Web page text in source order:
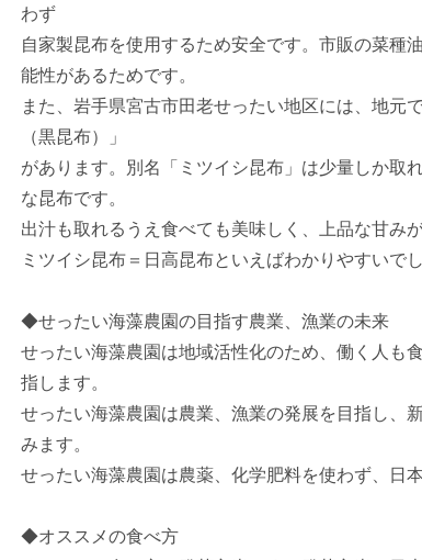
わず
自家製昆布を使用するため安全です。市販の菜種
能性があるためです。
また、岩手県宮古市田老せったい地区には、地元
（黒昆布）」
があります。別名「ミツイシ昆布」は少量しか取
な昆布です。
出汁も取れるうえ食べても美味しく、上品な甘み
ミツイシ昆布＝日高昆布といえばわかりやすいで
◆せったい海藻農園の目指す農業、漁業の未来
せったい海藻農園は地域活性化のため、働く人も
指します。
せったい海藻農園は農業、漁業の発展を目指し、
みます。
せったい海藻農園は農薬、化学肥料を使わず、日
◆オススメの食べ方